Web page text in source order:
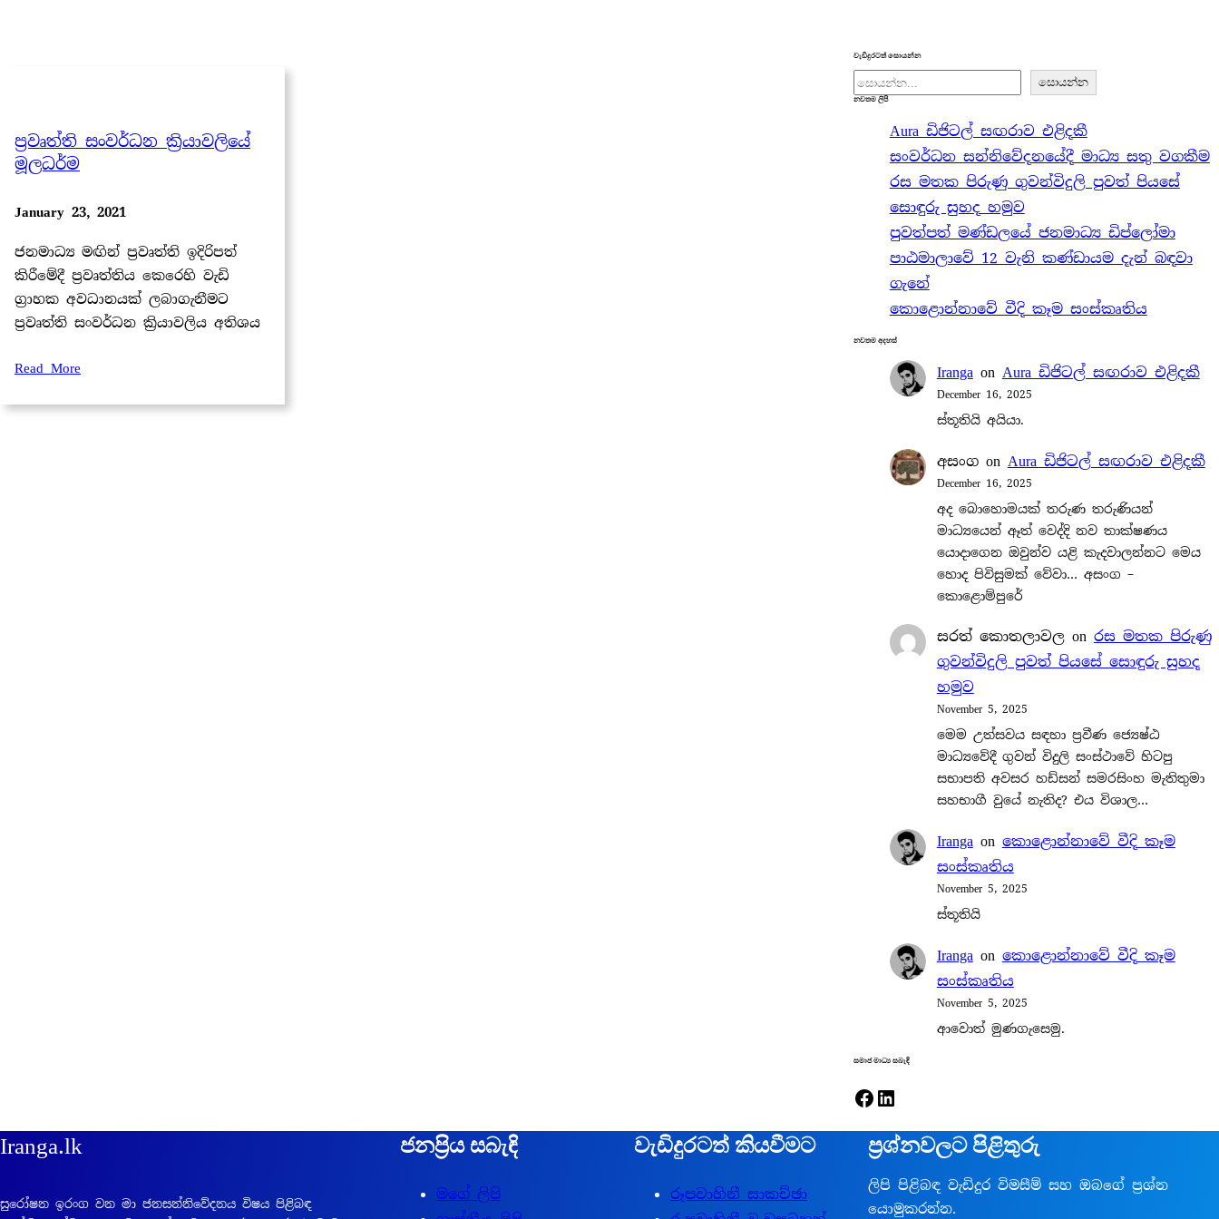
ප්‍රවෘත්ති සංවර්ධන ක්‍රියාවලියේ
මූලධර්ම
January 23, 2021
ජනමාධ්‍ය මඟින් ප්‍රවෘත්ති ඉදිරිපත්
කිරීමේදී ප්‍රවෘත්තිය කෙරෙහි වැඩි
ග්‍රාහක අවධානයක් ලබාගැනීමට
ප්‍රවෘත්ති සංවර්ධන ක්‍රියාවලිය අතිශය
Read More
වැඩිදුරටත් සොයන්න
S
e
සොයන්න
නවතම ලිපි
Aura ඩිජිටල් සඟරාව එළිදකී
සංවර්ධන සන්නිවේදනයේදී මාධ්‍ය සතු වගකීම
රස මතක පිරුණු ගුවන්විදුලි පුවත් පියසේ
සොඳුරු සුහද හමුව
පුවත්පත් මණ්ඩලයේ ජනමාධ්‍ය ඩිප්ලෝමා
පාඨමාලාවේ 12 වැනි කණ්ඩායම දැන් බඳවා
ගැනේ
කොළොන්නාවේ වීදි කෑම සංස්කෘතිය
නවතම අදහස්
Irangaon Aura ඩිජිටල් සඟරාව එළිදකී
December 16, 2025
ස්තූතියි අයියා.
අසංගon Aura ඩිජිටල් සඟරාව එළිදකී
December 16, 2025
අද බොහොමයක් තරුණ තරුණියන්
මාධ්‍යයෙන් ඈත් වෙද්දි නව තාක්ෂණය
යොදාගෙන ඔවුන්ව යළි කැදවාලන්නට මෙය
හොද පිවිසුමක් වේවා… අසංග –
කොළොම්පුරේ
සරත් කොතලාවලon රස මතක පිරුණු
ගුවන්විදුලි පුවත් පියසේ සොඳුරු සුහද
හමුව
November 5, 2025
මෙම උත්සවය සඳහා ප්‍රවීණ ජ්‍යෙෂ්ඨ
මාධ්‍යවේදී ගුවන් විදුලි සංස්ථාවේ හිටපු
සභාපති අවසර හඩ්සන් සමරසිංහ මැතිතුමා
සහභාගී වුයේ නැතිද? එය විශාල…
Irangaon කොළොන්නාවේ වීදි කෑම
සංස්කෘතිය
November 5, 2025
ස්තූතියි
Irangaon කොළොන්නාවේ වීදි කෑම
සංස්කෘතිය
November 5, 2025
ආවොත් මුණගැසෙමු.
සමාජ මාධ්‍ය සබැඳි
Facebook LinkedIn
Iranga.lk
සුරෝෂන ඉරංග වන මා ජනසන්නිවේදනය විෂය පිළිබඳ
ජනප්‍රිය සබැඳි
මගේ ලිපි
වැඩිදුරටත් කියවීමට
රූපවාහිනී සාකච්ඡා
ප්‍රශ්නවලට පිළිතුරු
ලිපි පිළිබඳ වැඩිදුර විමසීම් සහ ඔබගේ ප්‍රශ්න
යොමුකරන්න.